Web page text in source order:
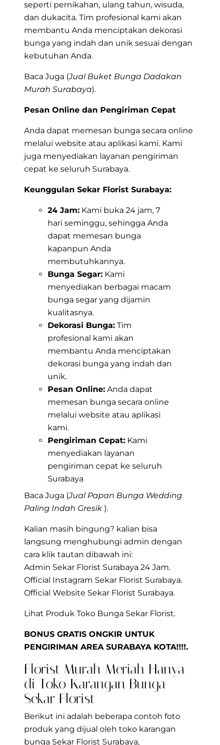
seperti pernikahan, ulang tahun, wisuda,
dan dukacita. Tim profesional kami akan
membantu Anda menciptakan dekorasi
bunga yang indah dan unik sesuai dengan
kebutuhan Anda.
Baca Juga (Jual Buket Bunga Dadakan
Murah Surabaya).
Pesan Online dan Pengiriman Cepat
Anda dapat memesan bunga secara online
melalui website atau aplikasi kami. Kami
juga menyediakan layanan pengiriman
cepat ke seluruh Surabaya.
Keunggulan Sekar Florist Surabaya:
24 Jam: Kami buka 24 jam, 7
hari seminggu, sehingga Anda
dapat memesan bunga
kapanpun Anda
membutuhkannya.
Bunga Segar: Kami
menyediakan berbagai macam
bunga segar yang dijamin
kualitasnya.
Dekorasi Bunga: Tim
profesional kami akan
membantu Anda menciptakan
dekorasi bunga yang indah dan
unik.
Pesan Online: Anda dapat
memesan bunga secara online
melalui website atau aplikasi
kami.
Pengiriman Cepat: Kami
menyediakan layanan
pengiriman cepat ke seluruh
Surabaya
Baca Juga (Jual Papan Bunga Wedding
Paling Indah Gresik ).
Kalian masih bingung? kalian bisa
langsung menghubungi admin dengan
cara klik tautan dibawah ini:
Admin Sekar Florist Surabaya 24 Jam.
Official Instagram Sekar Florist Surabaya.
Official Website Sekar Florist Surabaya.
Lihat Produk Toko Bunga Sekar Florist.
BONUS GRATIS ONGKIR UNTUK
PENGIRIMAN AREA SURABAYA KOTA!!!!.
Florist Murah Meriah Hanya
di Toko Karangan Bunga
Sekar Florist
Berikut ini adalah beberapa contoh foto
produk yang dijual oleh toko karangan
bunga Sekar Florist Surabaya,